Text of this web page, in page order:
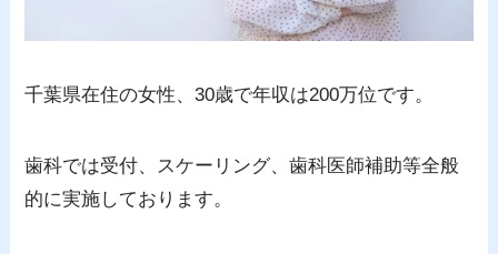
千葉県在住の女性、30歳で年収は200万位です。
歯科では受付、スケーリング、歯科医師補助等全般
的に実施しております。